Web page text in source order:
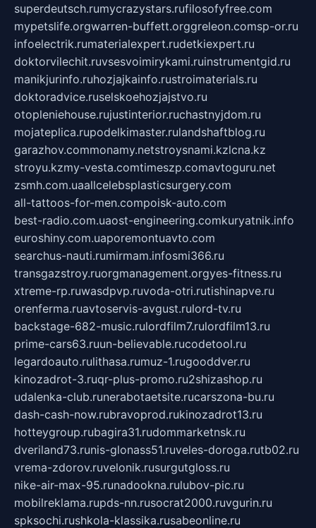
superdeutsch.rumycrazystars.rufilosofyfree.com
mypetslife.orgwarren-buffett.orggreleon.comsp-or.ru
infoelectrik.rumaterialexpert.rudetkiexpert.ru
doktorvilechit.ruvsesvoimirykami.ruinstrumentgid.ru
manikjurinfo.ruhozjajkainfo.rustroimaterials.ru
doktoradvice.ruselskoehozjajstvo.ru
otopleniehouse.rujustinterior.ruchastnyjdom.ru
mojateplica.rupodelkimaster.rulandshaftblog.ru
garazhov.commonamy.netstroysnami.kzlcna.kz
stroyu.kzmy-vesta.comtimeszp.comavtoguru.net
zsmh.com.uaallcelebsplasticsurgery.com
all-tattoos-for-men.compoisk-auto.com
best-radio.com.uaost-engineering.comkuryatnik.info
euroshiny.com.uaporemontuavto.com
searchus-nauti.rumirmam.infosmi366.ru
transgazstroy.ruorgmanagement.orgyes-fitness.ru
xtreme-rp.ruwasdpvp.ruvoda-otri.rutishinapve.ru
orenferma.ruavtoservis-avgust.rulord-tv.ru
backstage-682-music.rulordfilm7.rulordfilm13.ru
prime-cars63.ruun-believable.rucodetool.ru
legardoauto.rulithasa.rumuz-1.rugooddver.ru
kinozadrot-3.ruqr-plus-promo.ru2shizashop.ru
udalenka-club.runerabotaetsite.rucarszona-bu.ru
dash-cash-now.rubravoprod.rukinozadrot13.ru
hotteygroup.rubagira31.rudommarketnsk.ru
dveriland73.runis-glonass51.ruveles-doroga.rutb02.ru
vrema-zdorov.ruvelonik.rusurgutgloss.ru
nike-air-max-95.runadookna.rulubov-pic.ru
mobilreklama.rupds-nn.rusocrat2000.ruvgurin.ru
spksochi.rushkola-klassika.rusabeonline.ru